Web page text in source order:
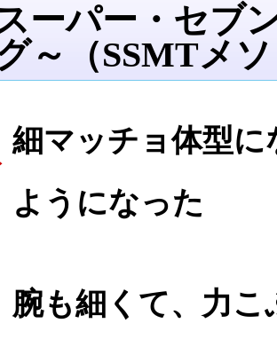
ーパー・セブ
～（SSMTメ
細マッチョ体型
ようになった
腕も細くて、力